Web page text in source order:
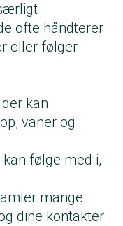
ofte håndterer
eller følger
der kan
vaner og
kan følge med i,
mange
dine kontakter